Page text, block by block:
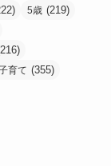
5歳 (219)
育て (355)